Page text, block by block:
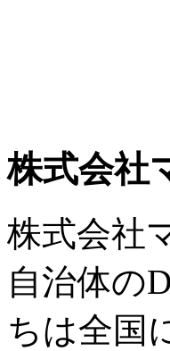
株式会社
株式会社
自治体の
ちは全国